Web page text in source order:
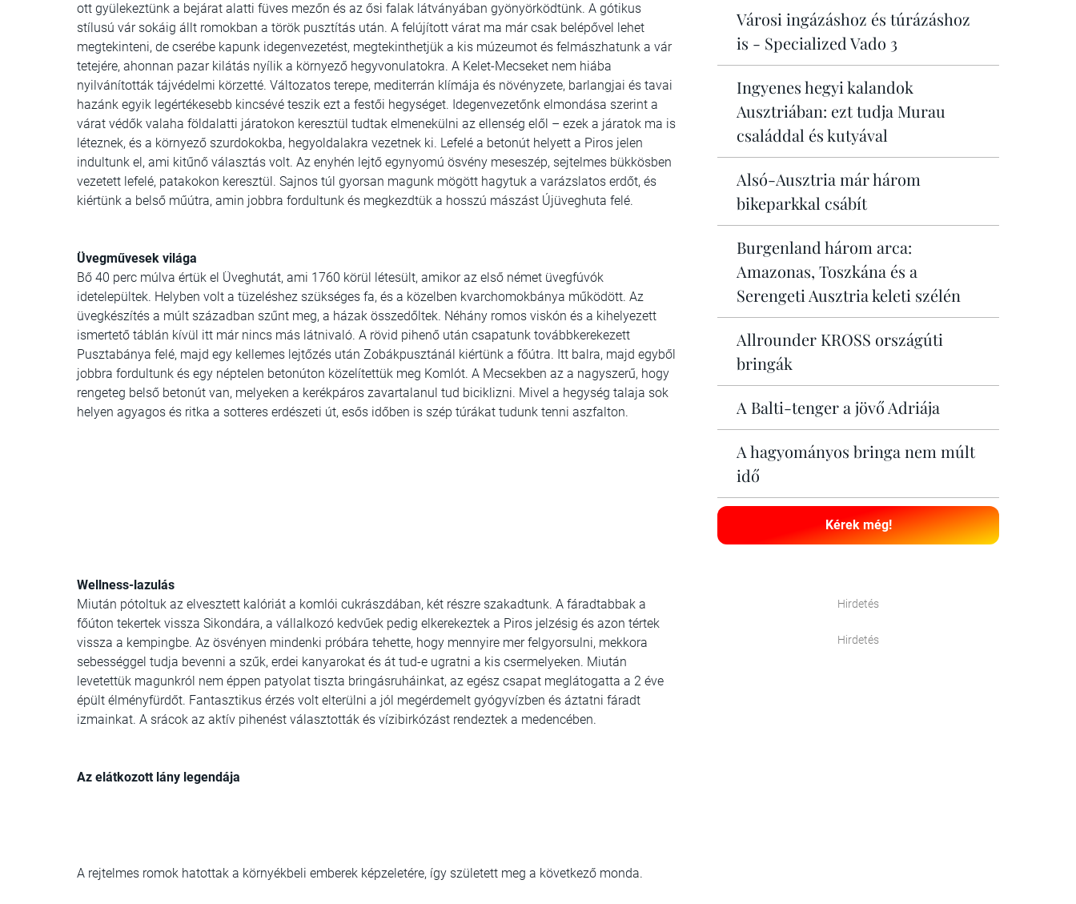
ott gyülekeztünk a bejárat alatti füves mezőn és az ősi falak látványában gyönyörködtünk. A gótikus
stílusú vár sokáig állt romokban a török pusztítás után. A felújított várat ma már csak belépővel lehet
megtekinteni, de cserébe kapunk idegenvezetést, megtekinthetjük a kis múzeumot és felmászhatunk a vár
tetejére, ahonnan pazar kilátás nyílik a környező hegyvonulatokra. A Kelet-Mecseket nem hiába
nyilvánították tájvédelmi körzetté. Változatos terepe, mediterrán klímája és növényzete, barlangjai és tavai
hazánk egyik legértékesebb kincsévé teszik ezt a festői hegységet. Idegenvezetőnk elmondása szerint a
várat védők valaha földalatti járatokon keresztül tudtak elmenekülni az ellenség elől – ezek a járatok ma is
léteznek, és a környező szurdokokba, hegyoldalakra vezetnek ki. Lefelé a betonút helyett a Piros jelen
indultunk el, ami kitűnő választás volt. Az enyhén lejtő egynyomú ösvény meseszép, sejtelmes bükkösben
vezetett lefelé, patakokon keresztül. Sajnos túl gyorsan magunk mögött hagytuk a varázslatos erdőt, és
kiértünk a belső műútra, amin jobbra fordultunk és megkezdtük a hosszú mászást Újüveghuta felé.
Üvegművesek világa
Bő 40 perc múlva értük el Üveghutát, ami 1760 körül létesült, amikor az első német üvegfúvók
idetelepültek. Helyben volt a tüzeléshez szükséges fa, és a közelben kvarchomokbánya működött. Az
üvegkészítés a múlt században szűnt meg, a házak összedőltek. Néhány romos viskón és a kihelyezett
ismertető táblán kívül itt már nincs más látnivaló. A rövid pihenő után csapatunk továbbkerekezett
Pusztabánya felé, majd egy kellemes lejtőzés után Zobákpusztánál kiértünk a főútra. Itt balra, majd egyből
jobbra fordultunk és egy néptelen betonúton közelítettük meg Komlót. A Mecsekben az a nagyszerű, hogy
rengeteg belső betonút van, melyeken a kerékpáros zavartalanul tud biciklizni. Mivel a hegység talaja sok
helyen agyagos és ritka a sotteres erdészeti út, esős időben is szép túrákat tudunk tenni aszfalton.
Wellness-lazulás
Miután pótoltuk az elvesztett kalóriát a komlói cukrászdában, két részre szakadtunk. A fáradtabbak a
főúton tekertek vissza Sikondára, a vállalkozó kedvűek pedig elkerekeztek a Piros jelzésig és azon tértek
vissza a kempingbe. Az ösvényen mindenki próbára tehette, hogy mennyire mer felgyorsulni, mekkora
sebességgel tudja bevenni a szűk, erdei kanyarokat és át tud-e ugratni a kis csermelyeken. Miután
levetettük magunkról nem éppen patyolat tiszta bringásruháinkat, az egész csapat meglátogatta a 2 éve
épült élményfürdőt. Fantasztikus érzés volt elterülni a jól megérdemelt gyógyvízben és áztatni fáradt
izmainkat. A srácok az aktív pihenést választották és vízibirkózást rendeztek a medencében.
Az elátkozott lány legendája
A rejtelmes romok hatottak a környékbeli emberek képzeletére, így született meg a következő monda.
Városi ingázáshoz és túrázáshoz
is - Specialized Vado 3
Ingyenes hegyi kalandok
Ausztriában: ezt tudja Murau
családdal és kutyával
Alsó-Ausztria már három
bikeparkkal csábít
Burgenland három arca:
Amazonas, Toszkána és a
Serengeti Ausztria keleti szélén
Allrounder KROSS országúti
bringák
A Balti-tenger a jövő Adriája
A hagyományos bringa nem múlt
idő
Kérek még!
Hirdetés
Hirdetés